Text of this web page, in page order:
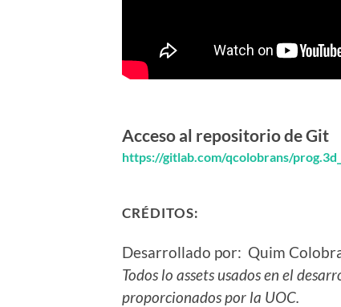
Acceso al repositorio de Git
https://gitlab.com/qcolobrans/
CRÉDITOS:
Desarrollado por: Quim
Todos lo assets usados en el
proporcionados por la UOC.